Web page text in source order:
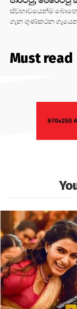
ස්වභාවයෙන්ම
ගැන ගුණකථන
Must read